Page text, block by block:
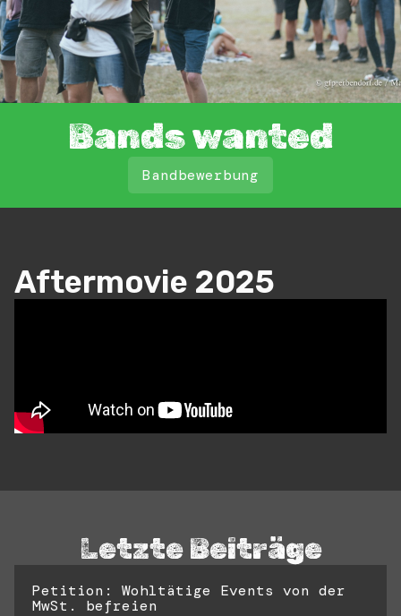
Bands wanted
Bandbewerbung
Aftermovie 2025
Letzte Beiträge
Petition: Wohltätige Events von der
MwSt. befreien